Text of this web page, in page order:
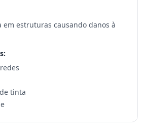
estruturas causando danos à
tinta